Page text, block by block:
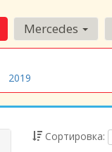
2019
Mercedes
Сортировка: